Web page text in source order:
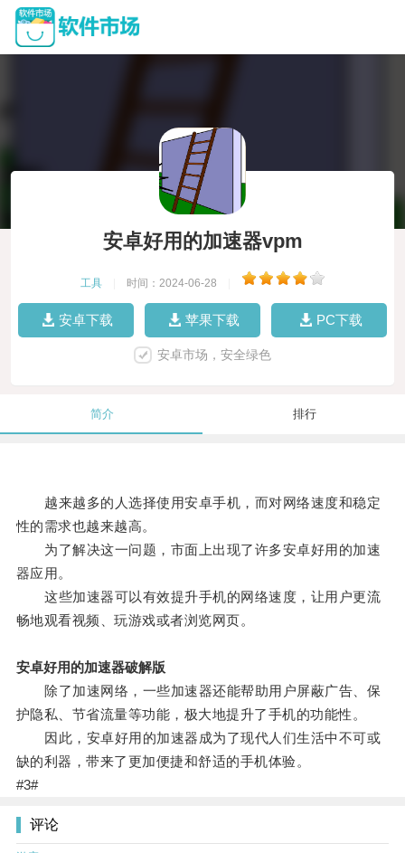
安卓好用的加速器vpm
工具 时间：2024-06-28
安卓下载 苹果下载 PC下载
安卓市场，安全绿色
简介 排行
越来越多的人选择使用安卓手机，而对网络速度和稳定
性的需求也越来越高。
为了解决这一问题，市面上出现了许多安卓好用的加速
器应用。
这些加速器可以有效提升手机的网络速度，让用户更流
畅地观看视频、玩游戏或者浏览网页。
安卓好用的加速器破解版
除了加速网络，一些加速器还能帮助用户屏蔽广告、保
护隐私、节省流量等功能，极大地提升了手机的功能性。
因此，安卓好用的加速器成为了现代人们生活中不可或
缺的利器，带来了更加便捷和舒适的手机体验。
#3#
评论